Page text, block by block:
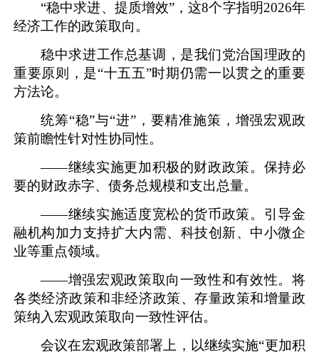
“稳中求进、提质增效”，这8个字指明2026年
经济工作的政策取向。
稳中求进工作总基调，是我们党治国理政的
重要原则，是“十五五”时期仍需一以贯之的重要
方法论。
统筹“稳”与“进”，要精准施策，增强宏观政
策前瞻性针对性协同性。
——继续实施更加积极的财政政策。保持必
要的财政赤字、债务总规模和支出总量。
——继续实施适度宽松的货币政策。引导金
融机构加力支持扩大内需、科技创新、中小微企
业等重点领域。
——增强宏观政策取向一致性和有效性。将
各类经济政策和非经济政策、存量政策和增量政
策纳入宏观政策取向一致性评估。
会议在宏观政策部署上，以继续实施“更加积